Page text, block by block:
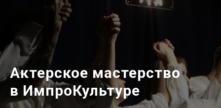
Актерское мастерство
в ИмпроКультуре